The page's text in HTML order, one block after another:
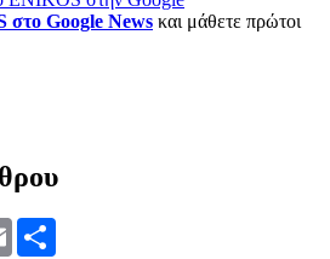
στο Google News και μάθετε πρώτοι
Email